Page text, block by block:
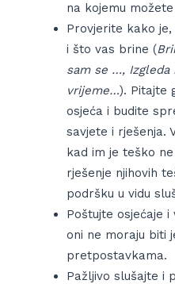
na kojemu
Provjerite kako
i što vas brine (
sam se …, Izgleda
vrijeme…). Pitajte
osjeća i budite
savjete i rješenja.
kad im je teško
rješenje njihovih
podršku u vidu
Poštujte osjećaje
oni ne moraju biti
pretpostavkama.
Pažljivo slušajte i